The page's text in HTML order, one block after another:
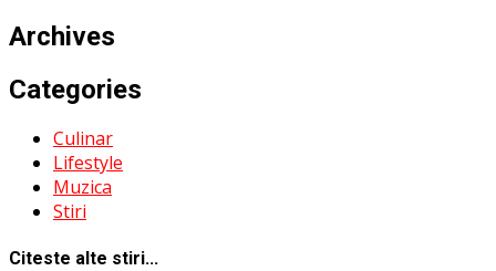
Archives
Categories
Culinar
Lifestyle
Muzica
Stiri
Citeste alte stiri...